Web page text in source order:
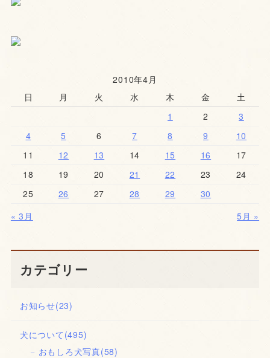
2010年4月
日
月 火 水 木 金
土
1
2
3
4
5 6 7 8 9
10
11
12 13 14 15 16
17
18
19 20 21 22 23
24
25
26 27 28 29
30
« 3月
5月 »
カテゴリー
お知らせ(23)
犬について (495)
おもしろ犬写真(58)